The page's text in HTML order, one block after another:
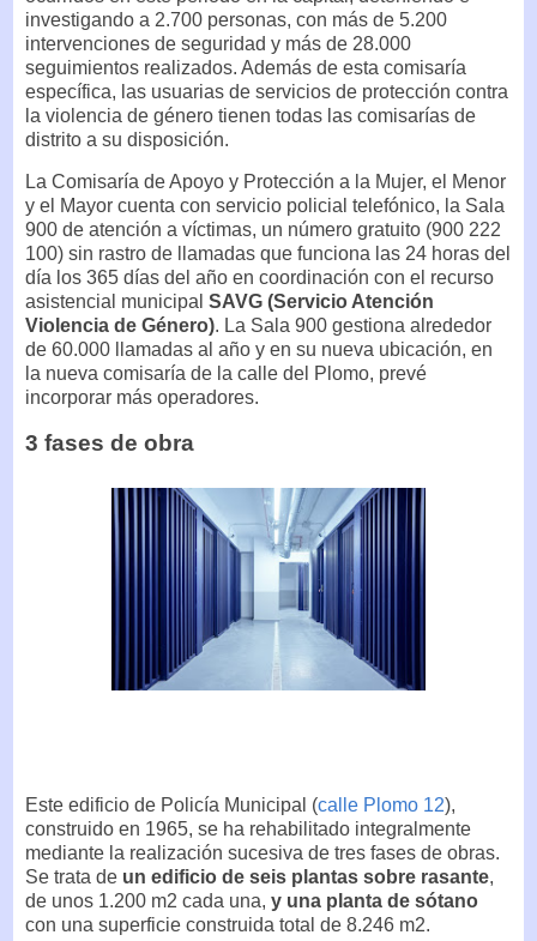
investigando a 2.700 personas, con más de 5.200
intervenciones de seguridad y más de 28.000
seguimientos realizados. Además de esta comisaría
específica, las usuarias de servicios de protección contra
la violencia de género tienen todas las comisarías de
distrito a su disposición.
La Comisaría de Apoyo y Protección a la Mujer, el Menor
y el Mayor cuenta con servicio policial telefónico, la Sala
900 de atención a víctimas, un número gratuito (900 222
100) sin rastro de llamadas que funciona las 24 horas del
día los 365 días del año en coordinación con el recurso
asistencial municipal SAVG (Servicio Atención
Violencia de Género). La Sala 900 gestiona alrededor
de 60.000 llamadas al año y en su nueva ubicación, en
la nueva comisaría de la calle del Plomo, prevé
incorporar más operadores.
3 fases de obra
Este edificio de Policía Municipal (calle Plomo 12),
construido en 1965, se ha rehabilitado integralmente
mediante la realización sucesiva de tres fases de obras.
Se trata de un edificio de seis plantas sobre rasante,
de unos 1.200 m2 cada una, y una planta de sótano
con una superficie construida total de 8.246 m2.